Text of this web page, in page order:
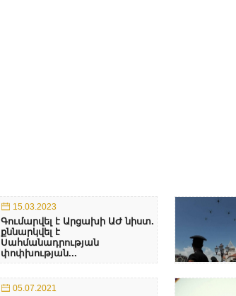
15.03.2023
Գումարվել է Արցախի ԱԺ նիստ.
քննարկվել է
Սահմանադրության
փոփխության...
05.07.2021